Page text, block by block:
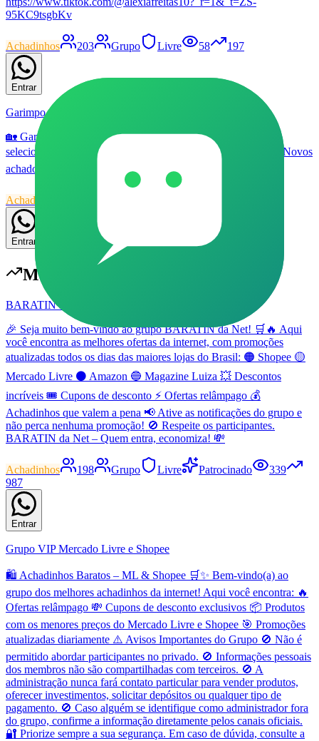
95KC9tsgbKv
Achadinhos 203 Grupo Livre 58 197
Entrar
Garimpo Casa, Construção & Ferramentas
🏡 Garimpo Casa, Construção & Ferramentas ✨ Promoções
selecionadas para casa, decoração, reforma e organização. 🛠️ Novos
achados todos os dias.
Achadinhos
Entrar
Mais populares em
BARATIN DA NET (ACHADINHOS) #001 (NOVO)
🎉 Seja muito bem-vindo ao grupo BARATIN da Net! 🛒🔥 Aqui
você encontra as melhores ofertas da internet, com promoções
atualizadas todos os dias das maiores lojas do Brasil: 🟠 Shopee 🟡
Mercado Livre ⚫ Amazon 🔵 Magazine Luiza 💥 Descontos
incríveis 🎟️ Cupons de desconto ⚡ Ofertas relâmpago 💰
Achadinhos que valem a pena 📢 Ative as notificações do grupo e
não perca nenhuma promoção! 🚫 Respeite os participantes.
BARATIN da Net – Quem entra, economiza! 💸
Achadinhos 198 Grupo Livre Patrocinado
339
987
Entrar
Grupo VIP Mercado Livre e Shopee
🛍️ Achadinhos Baratos – ML & Shopee 🛒✨ Bem-vindo(a) ao
grupo dos melhores achadinhos da internet! Aqui você encontra: 🔥
Ofertas relâmpago 💸 Cupons de desconto exclusivos 📦 Produtos
com os menores preços do Mercado Livre e Shopee 🎯 Promoções
atualizadas diariamente ⚠️ Avisos Importantes do Grupo 🚫 Não é
permitido abordar participantes no privado. 🚫 Informações pessoais
dos membros não são compartilhadas com terceiros. 🚫 A
administração nunca fará contato particular para vender produtos,
oferecer investimentos, solicitar depósitos ou qualquer tipo de
pagamento. 🚫 Caso alguém se identifique como administrador fora
do grupo, confirme a informação diretamente pelos canais oficiais.
🔐 Priorize sempre a sua segurança. Em caso de dúvida, consulte a